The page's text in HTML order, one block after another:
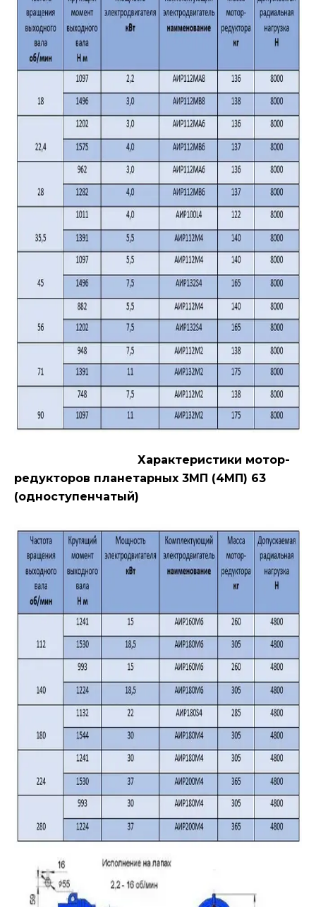
Характеристики мотор-
редукторов планетарных 3МП (4МП) 63
(одноступенчатый)